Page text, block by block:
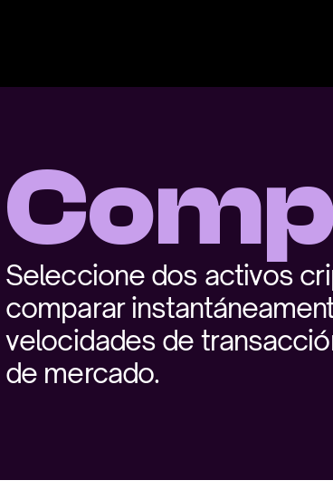
Seleccione dos activos
comparar
velocidades de
de mercado.